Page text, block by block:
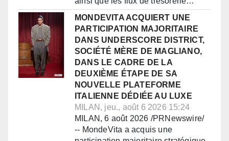
MONDEVITA ACQUIERT UNE
PARTICIPATION MAJORITAIRE
DANS UNDERSCORE DISTRICT,
SOCIÉTÉ MÈRE DE MAGLIANO,
DANS LE CADRE DE LA
DEUXIÈME ÉTAPE DE SA
NOUVELLE PLATEFORME
ITALIENNE DÉDIÉE AU LUXE
MILAN, jeu., août 6 2026 15:24
MILAN, 6 août 2026 /PRNewswire/
-- MondeVita a acquis une